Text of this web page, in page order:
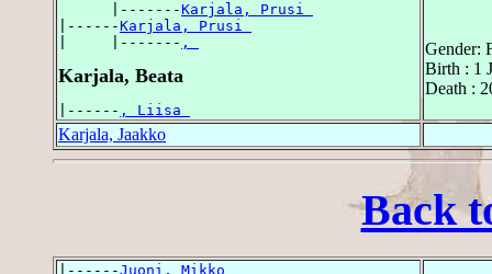
      |-------
Karjala, Prusi
|------Karjala, Prusi
|     |------- ,
Karjala, Beata
|------ , Liisa
Gender:
Birth : 1
Death :
Karjala, Jaakko
Back
|------Juoni, Mikko